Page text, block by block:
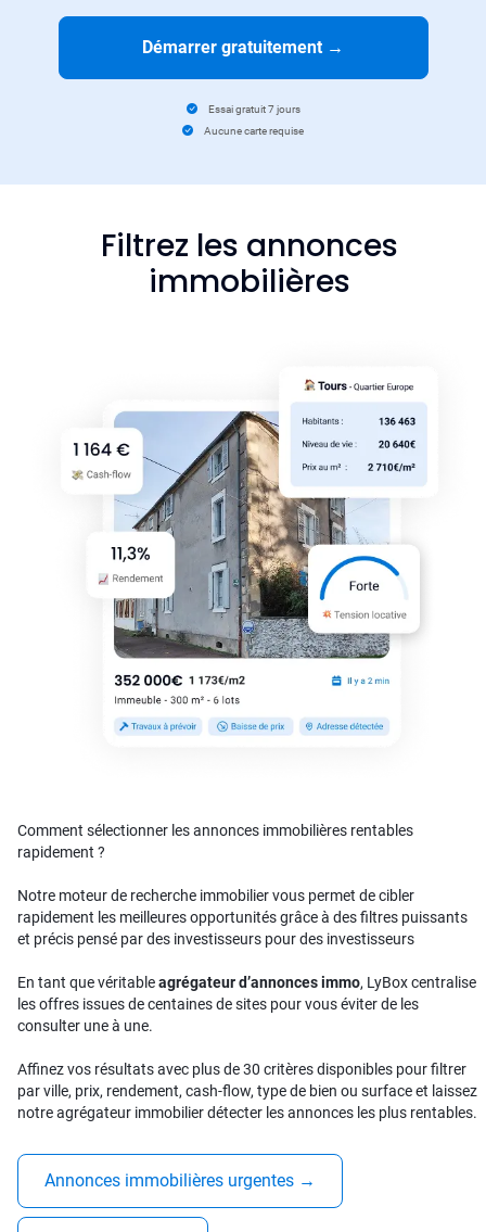
Démarrer gratuitement →
Essai gratuit 7 jours
Aucune carte requise
Filtrez les annonces
immobilières
Comment sélectionner les annonces immobilières rentables
rapidement ?
Notre moteur de recherche immobilier vous permet de cibler
rapidement les meilleures opportunités grâce à des filtres puissants
et précis pensé par des investisseurs pour des investisseurs
En tant que véritableagrégateur d’annonces immo, LyBox centralise
les offres issues de centaines de sites pour vous éviter de les
consulter une à une.
Affinez vos résultats avec plus de 30 critères disponibles pour filtrer
par ville, prix, rendement, cash-flow, type de bien ou surface et laissez
notre agrégateur immobilier détecter les annonces les plus rentables.
Annonces immobilières urgentes →